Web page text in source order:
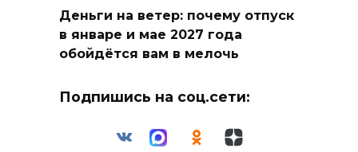
Деньги на ветер: почему отпуск
в январе и мае 2027 года
обойдётся вам в мелочь
Подпишись на соц.сети: